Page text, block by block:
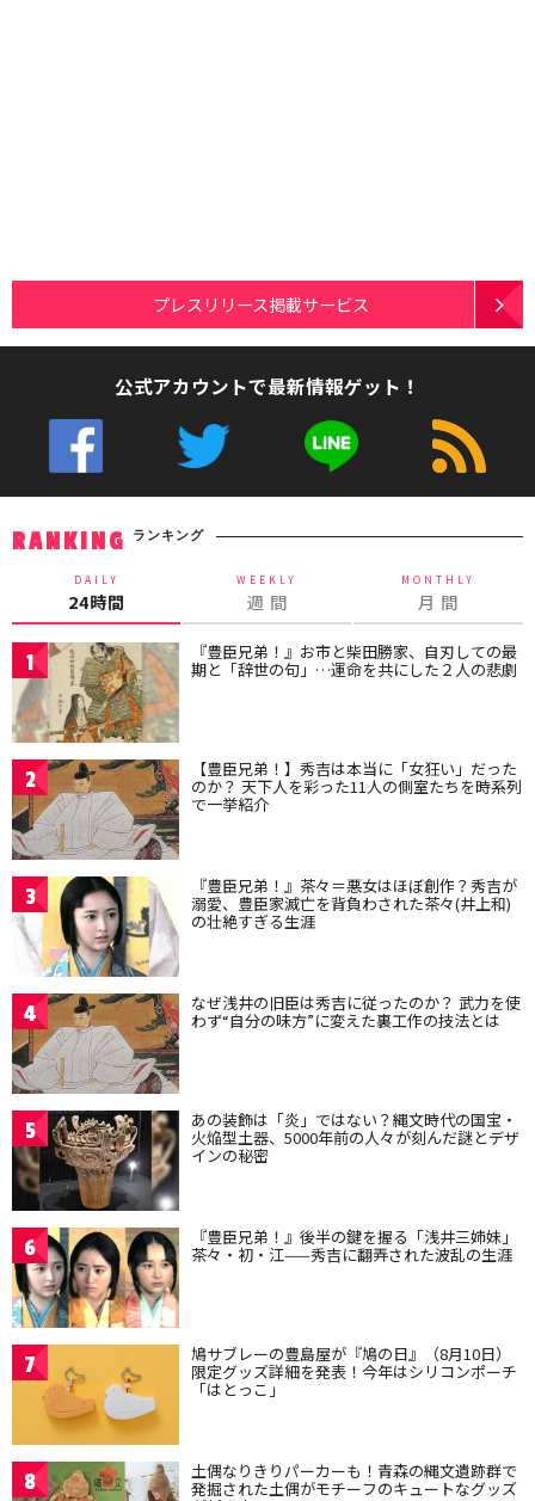
プレスリリース掲載サービス
公式アカウントで最新情報ゲット！
RANKING ランキング
DAILY
24時間
WEEKLY
週 間
MONTHLY
月 間
1 『豊臣兄弟！』お市と柴田勝家、自刃しての最
期と「辞世の句」…運命を共にした２人の悲劇
2 【豊臣兄弟！】秀吉は本当に「女狂い」だった
のか？ 天下人を彩った11人の側室たちを時系列
で一挙紹介
3 『豊臣兄弟！』茶々＝悪女はほぼ創作？秀吉が
溺愛、豊臣家滅亡を背負わされた茶々(井上和)
の壮絶すぎる生涯
4 なぜ浅井の旧臣は秀吉に従ったのか？ 武力を使
わず“自分の味方”に変えた裏工作の技法とは
5 あの装飾は「炎」ではない？縄文時代の国宝・
火焔型土器、5000年前の人々が刻んだ謎とデザ
インの秘密
6 『豊臣兄弟！』後半の鍵を握る「浅井三姉妹」
茶々・初・江——秀吉に翻弄された波乱の生涯
7 鳩サブレーの豊島屋が『鳩の日』（8月10日）
限定グッズ詳細を発表！今年はシリコンポーチ
「はとっこ」
8 土偶なりきりパーカーも！青森の縄文遺跡群で
発掘された土偶がモチーフのキュートなグッズ